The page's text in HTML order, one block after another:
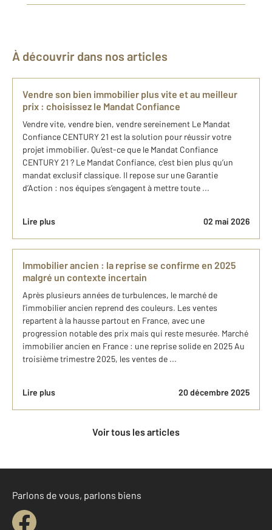
À découvrir dans nos articles
Vendre son bien immobilier plus vite et au meilleur
prix : choisissez le Mandat Confiance
Vendre vite, vendre bien, vendre sereinement Le Mandat
Confiance CENTURY 21 est la solution pour réussir votre
projet immobilier. Qu’est-ce que le Mandat Confiance
CENTURY 21 ? Le Mandat Confiance, c’est bien plus qu’un
mandat exclusif classique. Il repose sur une Garantie
d’Action : nos équipes s’engagent à mettre toute ...
Lire plus 02 mai 2026
Immobilier ancien : la reprise se confirme en 2025
malgré un contexte incertain
Après plusieurs années de turbulences, le marché de
l’immobilier ancien reprend des couleurs. Les ventes
repartent à la hausse partout en France, avec une
progression notable des prix mais qui reste mesurée. Marché
immobilier ancien en France : une reprise solide en 2025 Au
troisième trimestre 2025, les ventes de ...
Lire plus 20 décembre 2025
Voir tous les articles
Parlons de vous, parlons biens